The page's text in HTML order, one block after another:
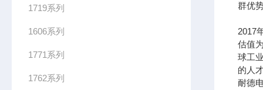
1719系列
1606系列
1771系列
1762系列
群优
2017
估值
球工
的人
耐德